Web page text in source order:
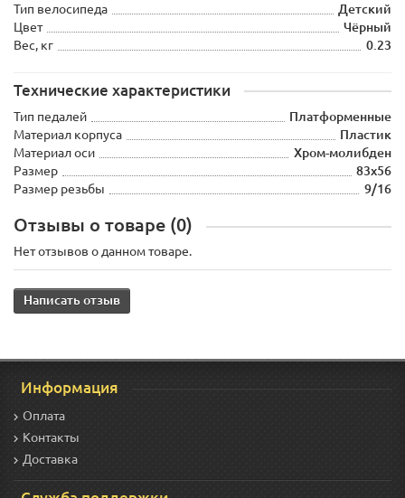
Тип велосипеда
Детский
Цвет
Чёрный
Вес, кг
0.23
Технические характеристики
Тип педалей
Платформенные
Материал корпуса
Пластик
Материал оси
Хром-молибден
Размер
83х56
Размер резьбы
9/16
Отзывы о товаре (0)
Нет отзывов о данном товаре.
Написать отзыв
Информация
Оплата
Контакты
Доставка